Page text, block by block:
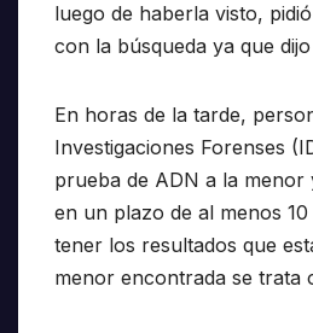
luego de haberla visto,
con la búsqueda ya que
En horas de la tarde,
Investigaciones Forenses
prueba de ADN a la menor
en un plazo de al menos
tener los resultados que
menor encontrada se trata